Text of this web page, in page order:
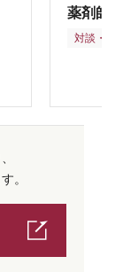
薬剤師
対談・座
。